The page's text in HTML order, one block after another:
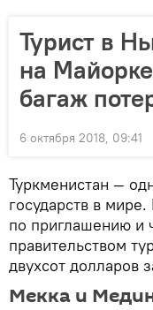
Турист в
на
багаж
6 октября 2018, 09:41
Туркменистан —
государств в
по приглашению и
правительством
двухсот долларов
Мекка и